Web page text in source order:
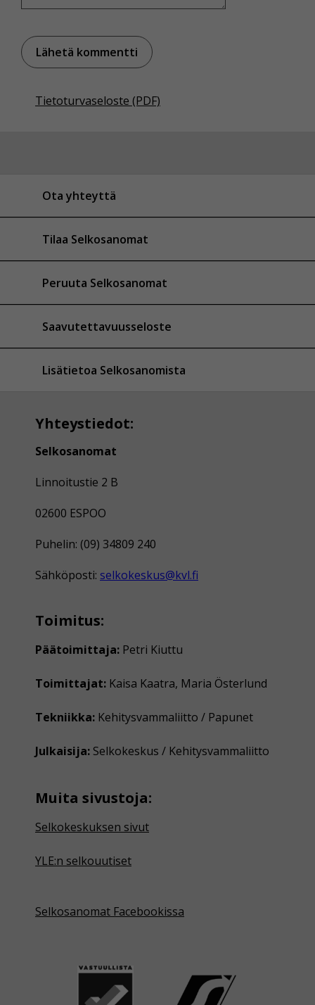
Tietoturvaseloste (PDF)
Ota yhteyttä
Tilaa Selkosanomat
Peruuta Selkosanomat
Saavutettavuusseloste
Lisätietoa Selkosanomista
Yhteystiedot:
Selkosanomat
Linnoitustie 2 B
02600 ESPOO
Puhelin: (09) 34809 240
Sähköposti: selkokeskus@kvl.fi
Toimitus:
Päätoimittaja: Petri Kiuttu
Toimittajat: Kaisa Kaatra, Maria Österlund
Tekniikka: Kehitysvammaliitto / Papunet
Julkaisija: Selkokeskus / Kehitysvammaliitto
Muita sivustoja:
Selkokeskuksen sivut
YLE:n selkouutiset
Selkosanomat Facebookissa